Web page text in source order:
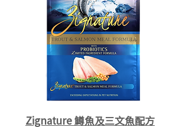
Zignature 鱒魚及三文魚配方